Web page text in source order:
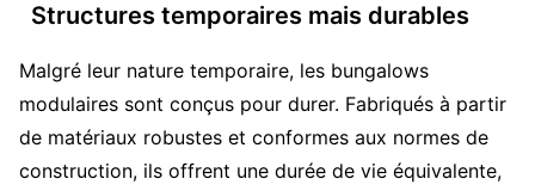
Structures temporaires mais durables
Malgré leur nature temporaire, les bungalows
modulaires sont conçus pour durer. Fabriqués à partir
de matériaux robustes et conformes aux normes de
construction, ils offrent une durée de vie équivalente,